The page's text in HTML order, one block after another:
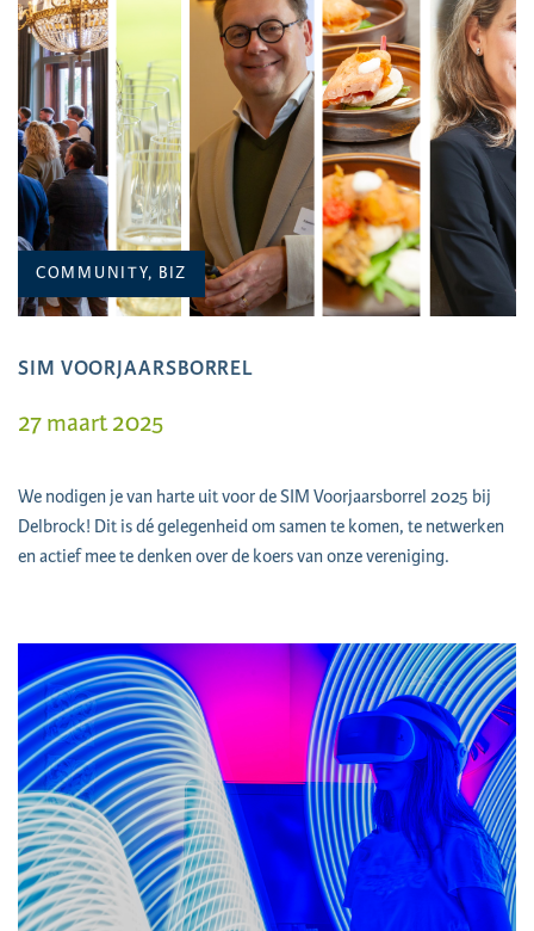
COMMUNITY, BIZ
SIM VOORJAARSBORREL
27 maart 2025
We nodigen je van harte uit voor de SIM Voorjaarsborrel 2025 bij
Delbrock! Dit is dé gelegenheid om samen te komen, te netwerken
en actief mee te denken over de koers van onze vereniging.